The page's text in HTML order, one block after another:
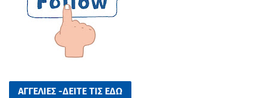
ΑΓΓΕΛΙΕΣ -ΔΕΙΤΕ ΤΙΣ ΕΔΩ